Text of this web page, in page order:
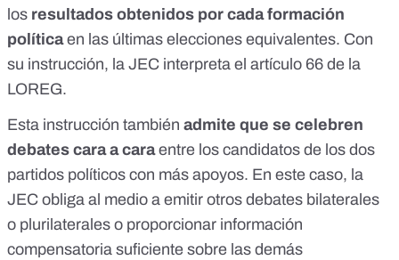
los resultados obtenidos por cada formación
políticaen las últimas elecciones equivalentes. Con
su instrucción, la JEC interpreta el artículo 66 de la
LOREG.
Esta instrucción también admite que se celebren
debates cara a caraentre los candidatos de los dos
partidos políticos con más apoyos. En este caso, la
JEC obliga al medio a emitir otros debates bilaterales
o plurilaterales o proporcionar información
compensatoria suficiente sobre las demás